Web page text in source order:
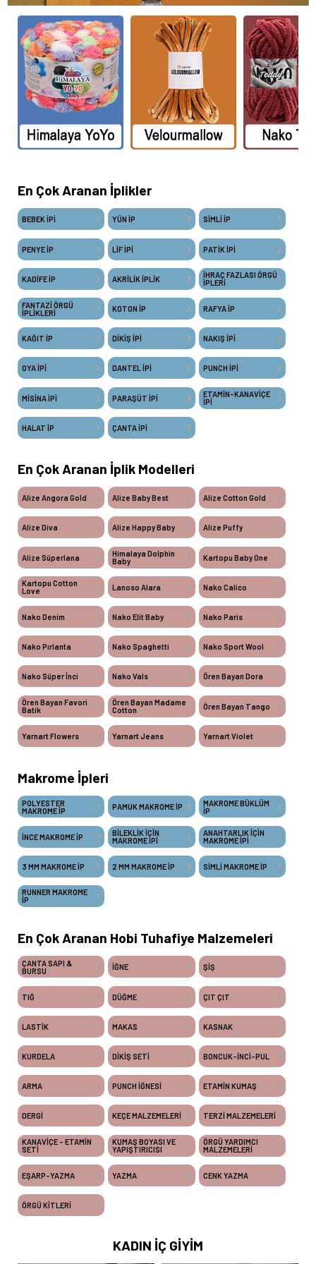
En Çok Aranan İplikler
BEBEK İPİ YÜN İP SİMLİ İP
PENYE İP LİF İPİ PATİK İPİ
KADİFE İP AKRİLİK İPLİK
İHRAÇ FAZLASI ÖRGÜ
İPLERİ
FANTAZİ ÖRGÜ
İPLİKLERİ
KOTON İP RAFYA İP
KAĞIT İP DİKİŞ İPİ NAKIŞ İPİ
OYA İPİ DANTEL İPİ PUNCH İPİ
MİSİNA İPİ PARAŞÜT İPİ
ETAMİN-KANAVİÇE
İPİ
HALAT İP ÇANTA İPİ
En Çok Aranan İplik Modelleri
Alize Angora Gold Alize Baby Best Alize Cotton Gold
Alize Diva Alize Happy Baby Alize Puffy
Alize Süperlana
Himalaya Dolphin
Baby
Kartopu Baby One
Kartopu Cotton
Love
Lanoso Alara Nako Calico
Nako Denim Nako Elit Baby Nako Paris
Nako Pırlanta Nako Spaghetti Nako Sport Wool
Nako Süper İnci Nako Vals Ören Bayan Dora
Ören Bayan Favori
Batik
Ören Bayan Madame
Cotton
Ören Bayan Tango
Yarnart Flowers Yarnart Jeans Yarnart Violet
Makrome İpleri
POLYESTER
MAKROME İP
PAMUK MAKROME İP
MAKROME BÜKLÜM
İP
İNCE MAKROME İP
BİLEKLİK İÇİN
MAKROME İPİ
ANAHTARLIK İÇİN
MAKROME İPİ
3 MM MAKROME İP 2 MM MAKROME İP SİMLİ MAKROME İP
RUNNER MAKROME
İP
En Çok Aranan Hobi Tuhafiye Malzemeleri
ÇANTA SAPI &
BURSU
İĞNE ŞİŞ
TIĞ DÜĞME ÇIT ÇIT
LASTİK MAKAS KASNAK
KURDELA DİKİŞ SETİ BONCUK-İNCİ-PUL
ARMA PUNCH İĞNESİ ETAMİN KUMAŞ
DERGİ KEÇE MALZEMELERİ TERZİ MALZEMELERİ
KANAVİÇE - ETAMİN
SETİ
KUMAŞ BOYASI VE
YAPIŞTIRICISI
ÖRGÜ YARDIMCI
MALZEMELERİ
EŞARP-YAZMA YAZMA CENK YAZMA
ÖRGÜ KİTLERİ
KADIN İÇ GİYİM